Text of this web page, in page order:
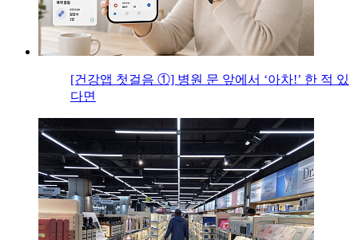
[건강앱 첫걸음 ①] 병원 문 앞에서 ‘아차!’ 한 적 있
다면